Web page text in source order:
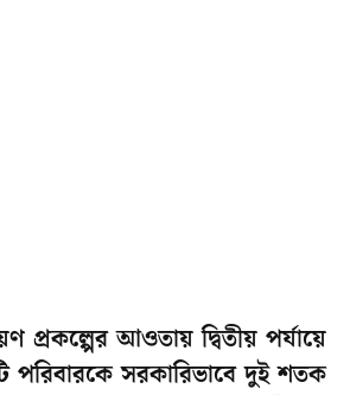
প্রকল্পের আওতায় দ্বিতীয় পর্যায়ে
পরিবারকে সরকারিভাবে দুই শতক